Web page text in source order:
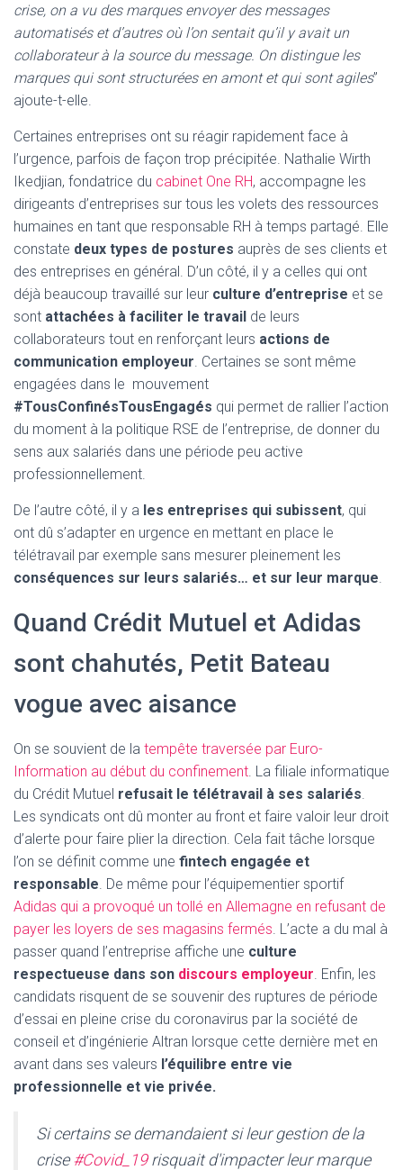
crise, on a vu des marques envoyer des messages
automatisés et d’autres où l’on sentait qu’il y avait un
collaborateur à la source du message. On distingue les
marques qui sont structurées en amont et qui sont agiles”
ajoute-t-elle.
Certaines entreprises ont su réagir rapidement face à
l’urgence, parfois de façon trop précipitée. Nathalie Wirth
Ikedjian, fondatrice du cabinet One RH, accompagne les
dirigeants d’entreprises sur tous les volets des ressources
humaines en tant que responsable RH à temps partagé. Elle
constate deux types de postures auprès de ses clients et
des entreprises en général. D’un côté, il y a celles qui ont
déjà beaucoup travaillé sur leur culture d’entreprise et se
sont attachées à faciliter le travail de leurs
collaborateurs tout en renforçant leurs actions de
communication employeur. Certaines se sont même
engagées dans le mouvement
#TousConfinésTousEngagés qui permet de rallier l’action
du moment à la politique RSE de l’entreprise, de donner du
sens aux salariés dans une période peu active
professionnellement.
De l’autre côté, il y a les entreprises qui subissent, qui
ont dû s’adapter en urgence en mettant en place le
télétravail par exemple sans mesurer pleinement les
conséquences sur leurs salariés… et sur leur marque.
Quand Crédit Mutuel et Adidas
sont chahutés, Petit Bateau
vogue avec aisance
On se souvient de la tempête traversée par Euro-
Information au début du confinement. La filiale informatique
du Crédit Mutuel refusait le télétravail à ses salariés.
Les syndicats ont dû monter au front et faire valoir leur droit
d’alerte pour faire plier la direction. Cela fait tâche lorsque
l’on se définit comme une fintech engagée et
responsable. De même pour l’équipementier sportif
Adidas qui a provoqué un tollé en Allemagne en refusant de
payer les loyers de ses magasins fermés. L’acte a du mal à
passer quand l’entreprise affiche une culture
respectueuse dans son discours employeur. Enfin, les
candidats risquent de se souvenir des ruptures de période
d’essai en pleine crise du coronavirus par la société de
conseil et d’ingénierie Altran lorsque cette dernière met en
avant dans ses valeurs l’équilibre entre vie
professionnelle et vie privée.
Si certains se demandaient si leur gestion de la
crise#Covid_19risquait d'impacter leur marque